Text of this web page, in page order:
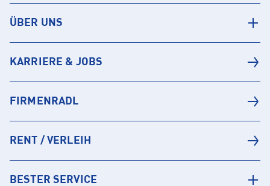
ÜBER UNS
KARRIERE & JOBS
FIRMENRADL
RENT / VERLEIH
BESTER SERVICE